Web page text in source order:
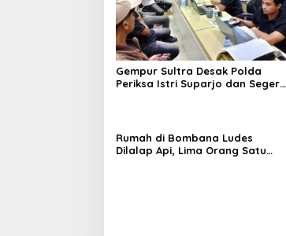
Gempur Sultra Desak Polda
Periksa Istri Suparjo dan Segera
Rumah di Bombana Ludes
Dilalap Api, Lima Orang Satu